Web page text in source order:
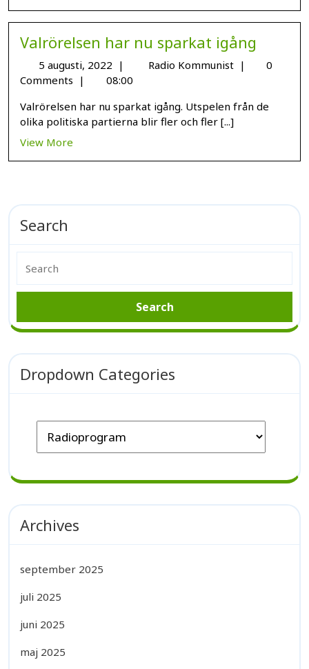
Valrörelsen har nu sparkat igång
5 augusti, 2022 | Radio Kommunist |
0
Comments |
08:00
Valrörelsen har nu sparkat igång. Utspelen från de
olika politiska partierna blir fler och fler [...]
View More
Search
Dropdown Categories
Archives
september 2025
juli 2025
juni 2025
maj 2025